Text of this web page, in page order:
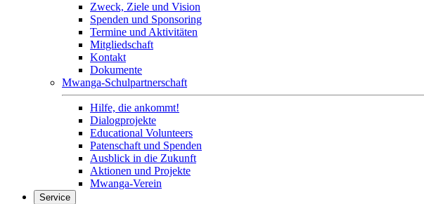
Zweck, Ziele und Vision
Spenden und Sponsoring
Termine und Aktivitäten
Mitgliedschaft
Kontakt
Dokumente
Mwanga-Schulpartnerschaft
Hilfe, die ankommt!
Dialogprojekte
Educational Volunteers
Patenschaft und Spenden
Ausblick in die Zukunft
Aktionen und Projekte
Mwanga-Verein
Service